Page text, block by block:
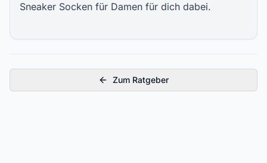
Sneaker Socken für Damen für dich dabei.
Zum Ratgeber